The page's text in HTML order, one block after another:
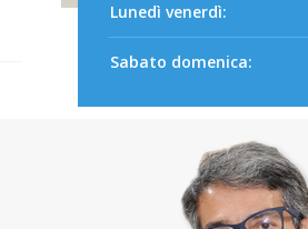
Lunedì venerdì:
Sabato domenica: